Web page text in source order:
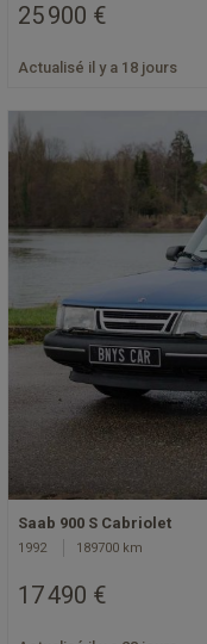
25 900 €
Actualisé il y a 18 jours
Saab 900 S Cabriolet
1992 189700 km
17 490 €